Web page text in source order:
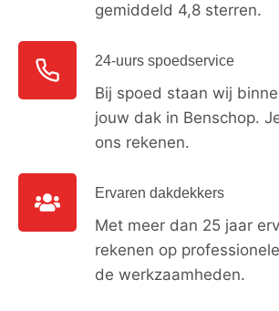
gemiddeld 4,8 sterren.
24-uurs spoedservice
Bij spoed staan wij
jouw dak in Benschop.
ons rekenen.
Ervaren dakdekkers
Met meer dan 25 jaar
rekenen op
de werkzaamheden.